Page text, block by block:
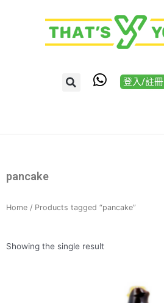
登入/註冊
pancake
Home / Products tagged “pancake”
Showing the single result